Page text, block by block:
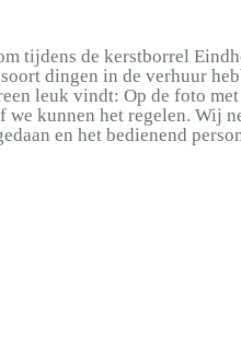
tijdens de kerstborrel
dingen in de verhuur
leuk vindt: Op de foto
we kunnen het regelen. Wij
en het bedienend